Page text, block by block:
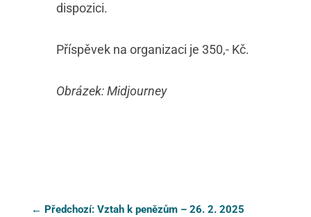
dispozici.
Příspěvek na organizaci je 350,- Kč.
Obrázek: Midjourney
← Předchozí: Vztah k penězům – 26. 2. 2025